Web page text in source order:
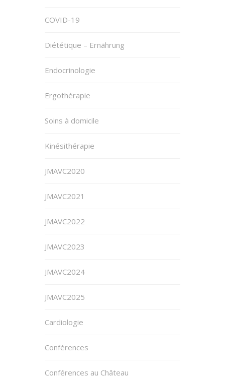
COVID-19
Diététique – Ernährung
Endocrinologie
Ergothérapie
Soins à domicile
Kinésithérapie
JMAVC2020
JMAVC2021
JMAVC2022
JMAVC2023
JMAVC2024
JMAVC2025
Cardiologie
Conférences
Conférences au Château